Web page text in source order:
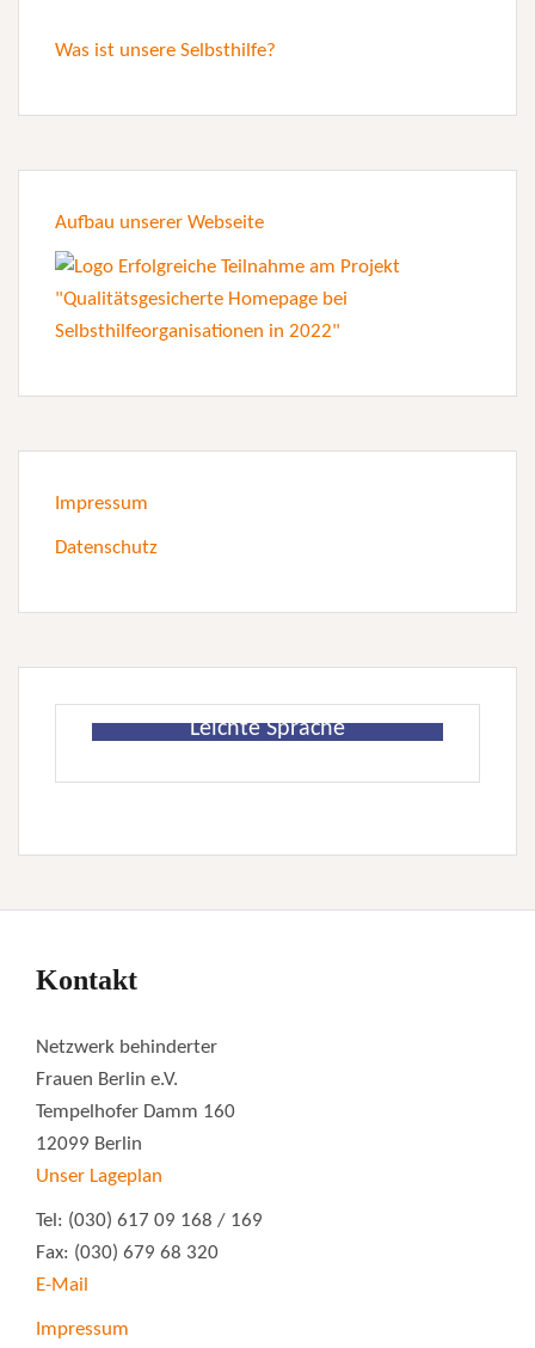
Was ist unsere Selbsthilfe?
Aufbau unserer Webseite
Impressum
Datenschutz
Leichte Sprache
Kontakt
Netzwerk behinderter
Frauen Berlin e.V.
Tempelhofer Damm 160
12099 Berlin
Unser Lageplan
Tel: (030) 617 09 168 / 169
Fax: (030) 679 68 320
E-Mail
Impressum